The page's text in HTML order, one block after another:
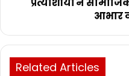
आभार
Related Articles